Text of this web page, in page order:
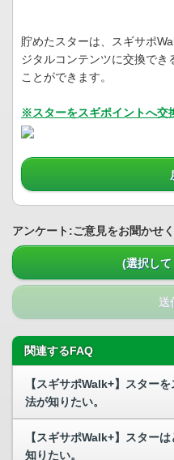
貯めたスターは、スギサポ
ジタルコンテンツに交換でき
ことができます。
※スターをスギポイントへ交
アンケート:ご意見をお聞かせ
(選択し
送
関連するFAQ
【スギサポWalk+】スター
法が知りたい。
【スギサポWalk+】スター
知りたい。